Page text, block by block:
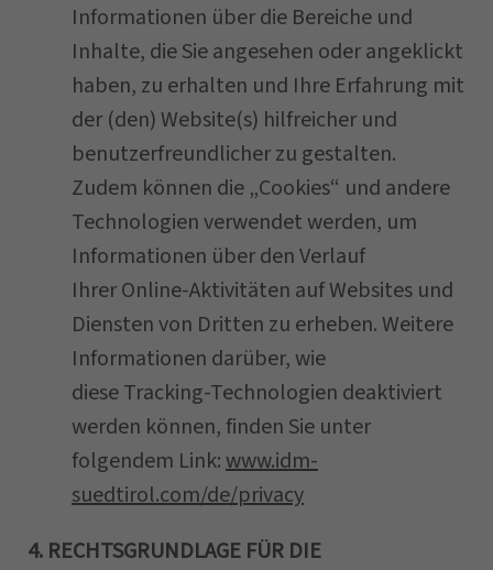
Informationen über die Bereiche und
Inhalte, die Sie angesehen oder angeklickt
haben, zu erhalten und Ihre Erfahrung mit
der (den) Website(s) hilfreicher und
benutzerfreundlicher zu gestalten.
Zudem können die „Cookies“ und andere
Technologien verwendet werden, um
Informationen über den Verlauf
Ihrer Online-Aktivitäten auf Websites und
Diensten von Dritten zu erheben. Weitere
Informationen darüber, wie
diese Tracking-Technologien deaktiviert
werden können, finden Sie unter
folgendem Link:www.idm-
suedtirol.com/de/privacy
4. RECHTSGRUNDLAGE FÜR DIE